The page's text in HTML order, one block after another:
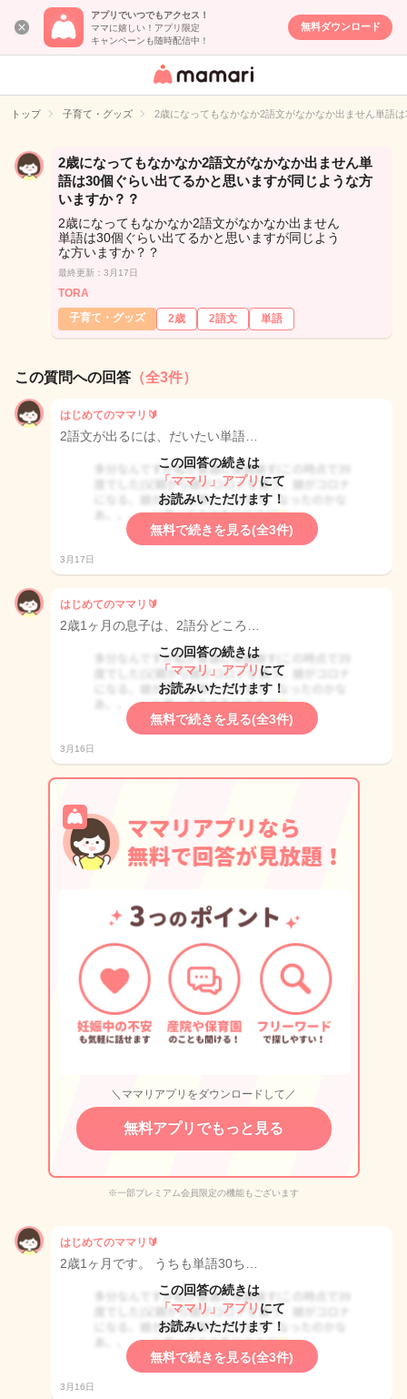
アプリでいつでもアクセス！
ママに嬉しい！アプリ限定
キャンペーンも随時配信中！
無料ダウンロード
女性専用匿名QA
イト
トップ 子育て・グッズ 2歳になってもなかなか2語文がなかなか出ません単語
2歳になってもなかなか2語文がなかなか出ません単
語は30個ぐらい出てるかと思いますが同じような方
いますか？？
2歳になってもなかなか2語文がなかなか出ません
単語は30個ぐらい出てるかと思いますが同じよう
な方いますか？？
最終更新：3月17日
TORA
子育て・グッズ
2歳 2語文 単語
この質問への回答 （全3件）
はじめてのママリ🔰
2語文が出るには、だいたい単語…
この回答の続きは
「ママリ」アプリ にて
お読みいただけます！
無料で続きを見る(全3件)
3月17日
はじめてのママリ🔰
2歳1ヶ月の息子は、2語分どころ…
この回答の続きは
「ママリ」アプリ にて
お読みいただけます！
無料で続きを見る(全3件)
3月16日
＼ママリアプリをダウンロードして／
無料アプリでもっと見る
※一部プレミアム会員限定の機能もございます
はじめてのママリ🔰
2歳1ヶ月です。 うちも単語30ち…
この回答の続きは
「ママリ」アプリ にて
お読みいただけます！
無料で続きを見る(全3件)
3月16日